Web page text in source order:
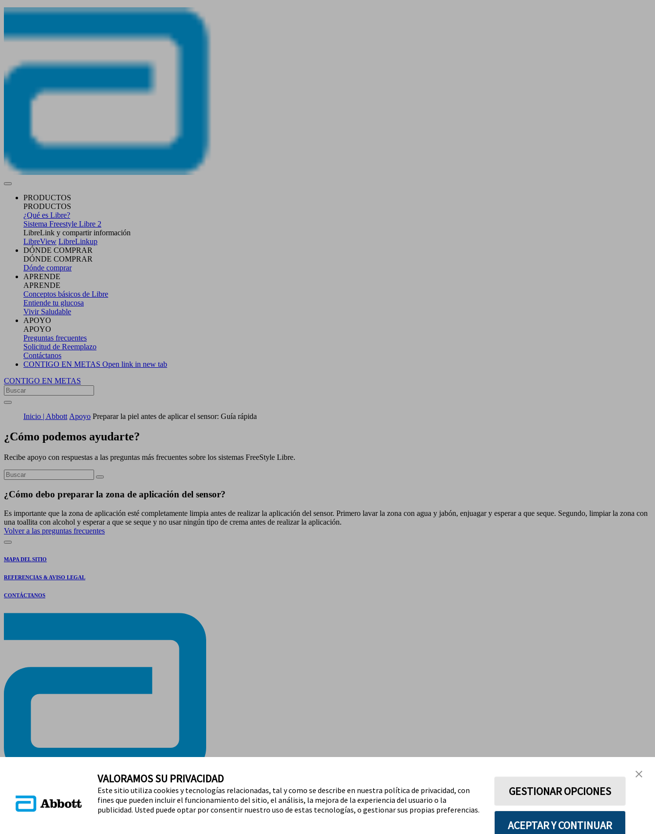
PRODUCTOS
PRODUCTOS
¿Qué es Libre?
Sistema Freestyle Libre 2
LibreLink y compartir información
LibreView LibreLinkup
DÓNDE COMPRAR
DÓNDE COMPRAR
Dónde comprar
APRENDE
APRENDE
Conceptos básicos de Libre
Entiende tu glucosa
Vivir Saludable
APOYO
APOYO
Preguntas frecuentes
Solicitud de Reemplazo
Contáctanos
CONTIGO EN METAS Open link in new tab
CONTIGO EN METAS
Inicio | Abbott Apoyo Preparar la piel antes de aplicar el sensor: Guía rápida
¿Cómo podemos ayudarte?
Recibe apoyo con respuestas a las preguntas más frecuentes sobre los sistemas FreeStyle Libre.
¿Cómo debo preparar la zona de aplicación del sensor?
Es importante que la zona de aplicación esté completamente limpia antes de realizar la aplicación del sensor. Primero lavar la zona con agua y jabón, enjuagar y esperar a que seque. Segundo, limpiar la zona con
una toallita con alcohol y esperar a que se seque y no usar ningún tipo de crema antes de realizar la aplicación.
Volver a las preguntas frecuentes
MAPA DEL SITIO
REFERENCIAS & AVISO LEGAL
CONTÁCTANOS
MANTENTE EN CONTACTO
VALORAMOS SU PRIVACIDAD
Este sitio utiliza cookies y tecnologías relacionadas, tal y como se describe en nuestra política de privacidad, con
fines que pueden incluir el funcionamiento del sitio, el análisis, la mejora de la experiencia del usuario o la
publicidad. Usted puede optar por consentir nuestro uso de estas tecnologías, o gestionar sus propias preferencias.
GESTIONAR OPCIONES
ACEPTAR Y CONTINUAR